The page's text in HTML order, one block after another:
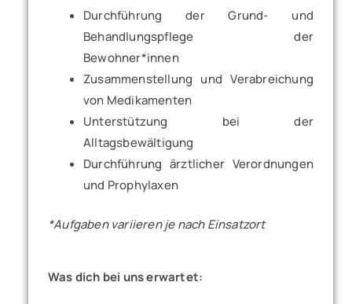
Durchführung der Grund- und
Behandlungspflege der
Bewohner*innen
Zusammenstellung und Verabreichung
von Medikamenten
Unterstützung bei der
Alltagsbewältigung
Durchführung ärztlicher Verordnungen
und Prophylaxen
*Aufgaben variieren je nach Einsatzort
Was dich bei uns erwartet: